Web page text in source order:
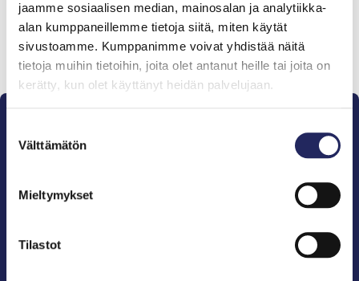
jaamme sosiaalisen median, mainosalan ja analytiikka-
alan kumppaneillemme tietoja siitä, miten käytät
sivustoamme. Kumppanimme voivat yhdistää näitä
tietoja muihin tietoihin, joita olet antanut heille tai joita on
kerätty, kun olet käyttänyt heidän palvelujaan.
valinta
Välttämätön
Mieltymykset
Tilastot
Lahjoita ja liity tähän tiimiin
Pelastamme Itämeren ja sen perinnön tuleville
John Nurmisen Säätiö on Itämeren suojelija, meren